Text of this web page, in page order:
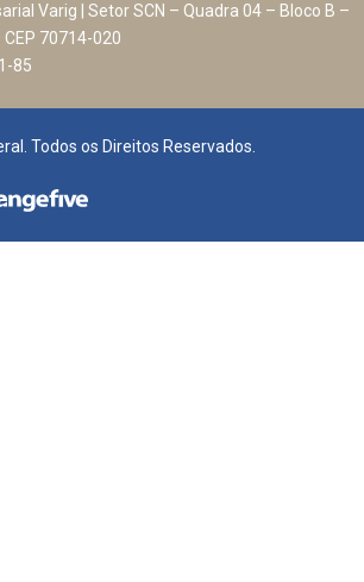
Varig | Setor SCN – Quadra 04 – Bloco B –
70714-020
85
Todos os Direitos Reservados.